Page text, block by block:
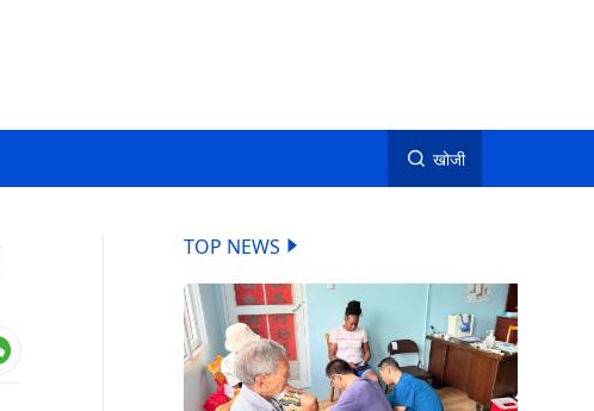
खोजी
TOP NEWS